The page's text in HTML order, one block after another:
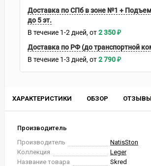
ХАРАКТЕРИСТИКИ ОБЗОР ОТЗЫВЫ
Производитель
Производитель
NatisSton
Коллекция
Leger
Название товара
Skred
Доставка по СПб в зоне №1 +
до 5 эт.
В течение 1-2 дней 2 350₽
Доставка по РФ (до транспортной
В течение 1-3 дней 2 790₽